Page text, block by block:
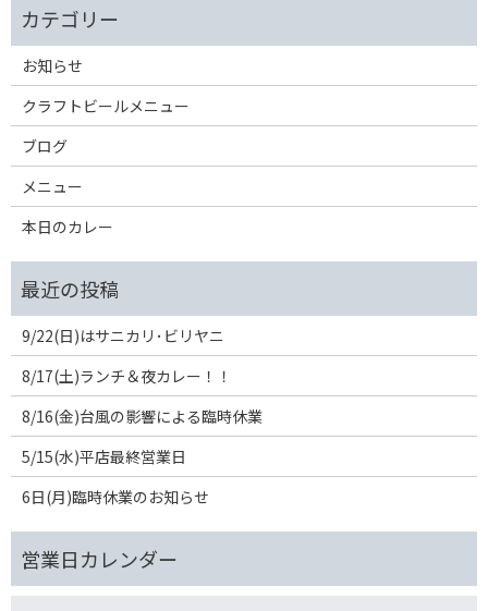
お知らせ
クラフトビールメニュー
ブログ
メニュー
本日のカレー
9/22(日)はサニカリ･ビリヤニ
8/17(土)ランチ＆夜カレー！！
8/16(金)台風の影響による臨時休業
5/15(水)平店最終営業日
6日(月)臨時休業のお知らせ